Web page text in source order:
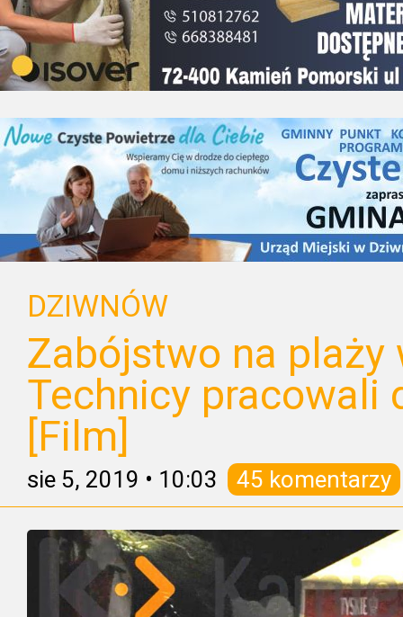
DZIWNÓW
Zabójstwo na plaży
Technicy pracowali
[Film]
sie 5, 2019 • 10:03 45 komentarzy